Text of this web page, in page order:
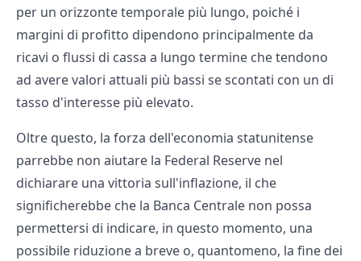
per un orizzonte temporale più lungo, poiché i
margini di profitto dipendono principalmente da
ricavi o flussi di cassa a lungo termine che tendono
ad avere valori attuali più bassi se scontati con un di
tasso d'interesse più elevato.
Oltre questo, la forza dell'economia statunitense
parrebbe non aiutare la Federal Reserve nel
dichiarare una vittoria sull'inflazione, il che
significherebbe che la Banca Centrale non possa
permettersi di indicare, in questo momento, una
possibile riduzione a breve o, quantomeno, la fine dei